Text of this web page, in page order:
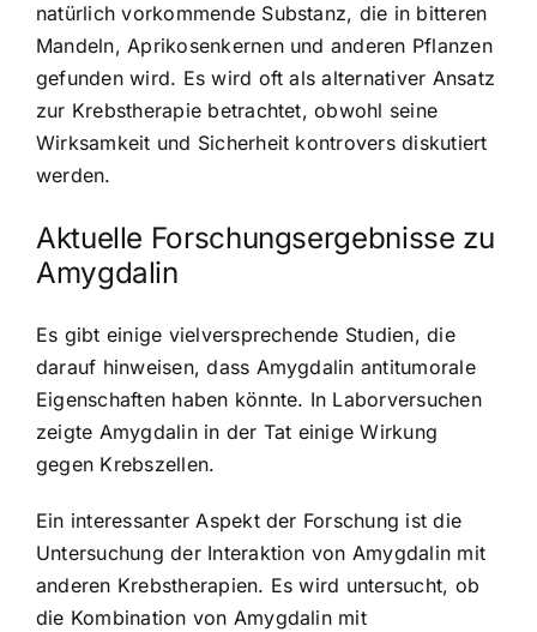
natürlich vorkommende Substanz, die in bitteren
Mandeln, Aprikosenkernen und anderen Pflanzen
gefunden wird. Es wird oft als alternativer Ansatz
zur Krebstherapie betrachtet, obwohl seine
Wirksamkeit und Sicherheit kontrovers diskutiert
werden.
Aktuelle Forschungsergebnisse zu
Amygdalin
Es gibt einige vielversprechende Studien, die
darauf hinweisen, dass Amygdalin antitumorale
Eigenschaften haben könnte. In Laborversuchen
zeigte Amygdalin in der Tat einige Wirkung
gegen Krebszellen.
Ein interessanter Aspekt der Forschung ist die
Untersuchung der Interaktion von Amygdalin mit
anderen Krebstherapien. Es wird untersucht, ob
die Kombination von Amygdalin mit